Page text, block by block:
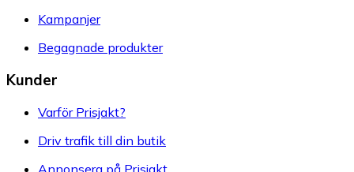
Kampanjer
Begagnade produkter
Kunder
Varför Prisjakt?
Driv trafik till din butik
Annonsera på Prisjakt